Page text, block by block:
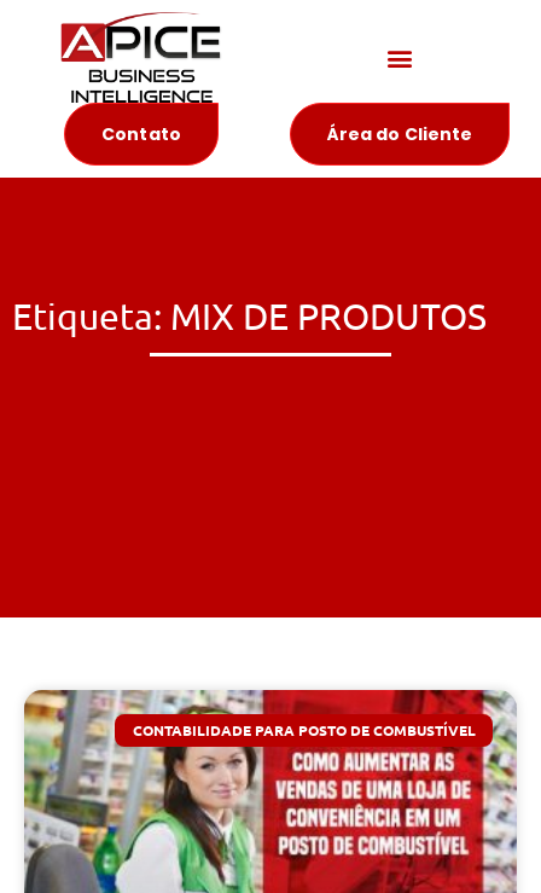
Contato Área do Cliente
Etiqueta: MIX DE PRODUTOS
CONTABILIDADE PARA POSTO DE COMBUSTÍVEL